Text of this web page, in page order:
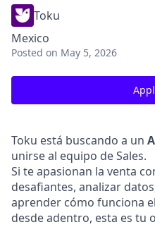
Toku
Mexico
Posted on May 5, 2026
Toku está buscando a un
unirse al equipo de Sales.
Si te apasionan la venta
desafiantes, analizar
aprender cómo funciona
desde adentro, esta es tu